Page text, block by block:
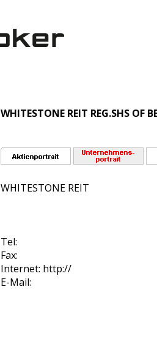
WHITESTONE REIT REG.SHS OF
WHITESTONE REIT
Tel:
Fax:
Internet: http://
E-Mail: